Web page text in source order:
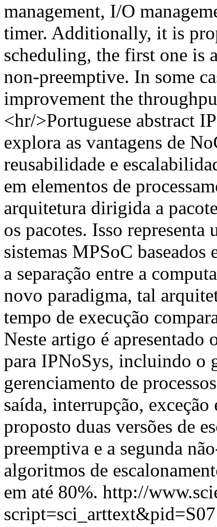
management, I/O
timer. Additionally, it is
scheduling, the first one is
non-preemptive. In some
improvement the
<hr/>Portuguese abstract
explora as vantagens de
reusabilidade e
em elementos de
arquitetura dirigida a
os pacotes. Isso representa
sistemas MPSoC
a separação entre a
novo paradigma, tal
tempo de execução
Neste artigo é apresentado
para IPNoSys, incluindo o
gerenciamento de
saída, interrupção,
proposto duas versões de
preemptiva e a segunda
algoritmos de
em até 80%. http://